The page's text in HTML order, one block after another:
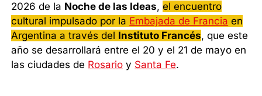
2026 de la Noche de las Ideas,el encuentro
cultural impulsado por la Embajada de Francia en
Argentina a través del Instituto Francés, que este
año se desarrollará entre el 20 y el 21 de mayo en
las ciudades de Rosario y Santa Fe.